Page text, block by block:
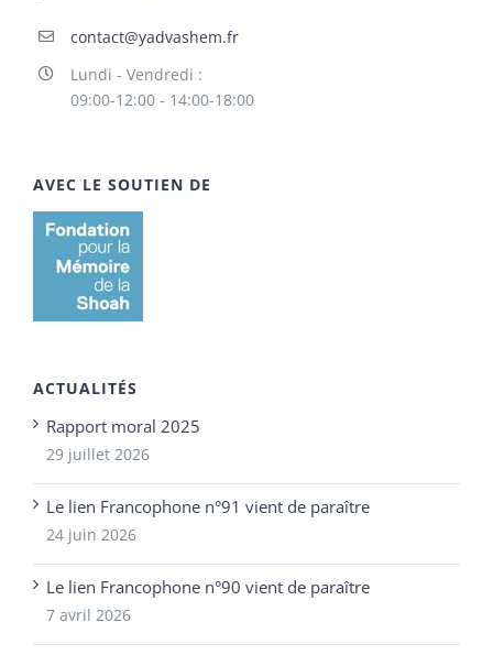
contact@yadvashem.fr
Lundi - Vendredi :
09:00-12:00 - 14:00-18:00
AVEC LE SOUTIEN DE
ACTUALITÉS
Rapport moral 2025
29 juillet 2026
Le lien Francophone n°91 vient de paraître
24 juin 2026
Le lien Francophone n°90 vient de paraître
7 avril 2026